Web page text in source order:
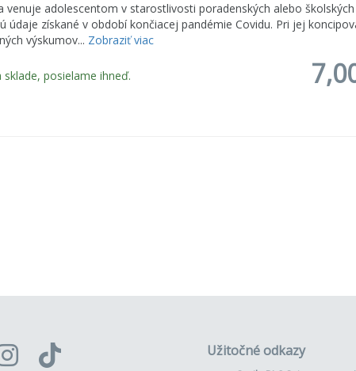
venuje adolescentom v starostlivosti poradenských alebo
údaje získané v období končiacej pandémie Covidu. Pri jej
výskumov... Zobraziť viac
sklade, posielame ihneď.
Užitočné odkazy